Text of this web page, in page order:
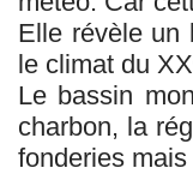
Elle révèle un
le climat du
Le bassin
charbon, la
fonderies